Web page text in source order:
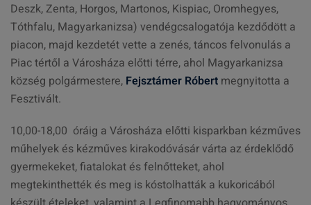
Deszk, Zenta, Horgos, Martonos, Kispiac, Oromhegyes,
Tóthfalu, Magyarkanizsa) vendégcsalogatója kezdődött a
piacon, majd kezdetét vette a zenés, táncos felvonulás a
Piac tértől a Városháza előtti térre, ahol Magyarkanizsa
község polgármestere, Fejsztámer Róbert megnyitotta a
Fesztivált.
10,00-18,00 óráig a Városháza előtti kisparkban kézműves
műhelyek és kézműves kirakodóvásár várta az érdeklődő
gyermekeket, fiatalokat és felnőtteket, ahol
megtekinthették és meg is kóstolhatták a kukoricából